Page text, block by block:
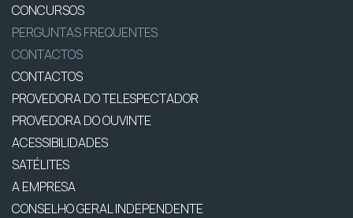
CONCURSOS
PERGUNTAS FREQUENTES
CONTACTOS
CONTACTOS
PROVEDORA DO TELESPECTADOR
PROVEDORA DO OUVINTE
ACESSIBILIDADES
SATÉLITES
A EMPRESA
CONSELHO GERAL INDEPENDENTE